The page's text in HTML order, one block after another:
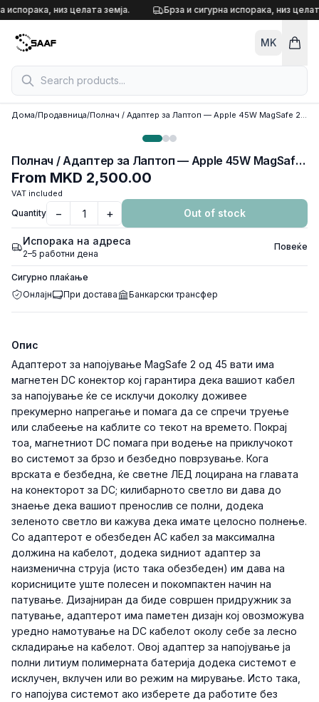
Skip to content
испорака, низ целата земја. Брза и сигурна испорака, низ
MK
Дома/Продавница/ Полнач / Адаптер за Лаптоп — Apple 45W MagSafe 2 Power Adapter 14.85V 3.05A
Полнач / Адаптер за Лаптоп — Apple 45W MagSafe 2 Power Adapter 14.85V 3.05A
From MKD 2,500.00
VAT included
Quantity − + Out of stock
Испорака на адреса
2–5 работни дена
Повеќе
Сигурно плаќање
Онлајн
При достава Банкарски трансфер
Опис
Адаптерот за напојување MagSafe 2 од 45 вати има
магнетен DC конектор кој гарантира дека вашиот кабел
за напојување ќе се исклучи доколку доживее
прекумерно напрегање и помага да се спречи труење
или слабеење на каблите со текот на времето. Покрај
тоа, магнетниот DC помага при водење на приклучокот
во системот за брзо и безбедно поврзување. Кога
врската е безбедна, ќе светне ЛЕД лоцирана на главата
на конекторот за DC; килибарното светло ви дава до
знаење дека вашиот пренослив се полни, додека
зеленото светло ви кажува дека имате целосно полнење.
Со адаптерот е обезбеден AC кабел за максимална
должина на кабелот, додека ѕидниот адаптер за
наизменична струја (исто така обезбеден) им дава на
корисниците уште полесен и покомпактен начин на
патување. Дизајниран да биде совршен придружник за
патување, адаптерот има паметен дизајн кој овозможува
уредно намотување на DC кабелот околу себе за лесно
складирање на кабелот. Овој адаптер за напојување ја
полни литиум полимерната батерија додека системот е
исклучен, вклучен или во режим на мирување. Исто така,
го напојува системот ако изберете да работите без